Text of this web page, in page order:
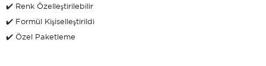
✔️ Renk Özelleştirilebilir
✔️ Formül Kişiselleştirildi
✔️ Özel Paketleme